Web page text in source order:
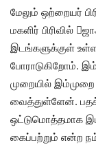
மேலும் ஒற்றையர்
மகளிர் பிரிவில்
இடங்களுக்குள்
போராடுகிறோம்.
முறையில்
வைத்துள்ளேன்.
ஒட்டுமொத்தமாக
கைப்பற்றும் என்ற